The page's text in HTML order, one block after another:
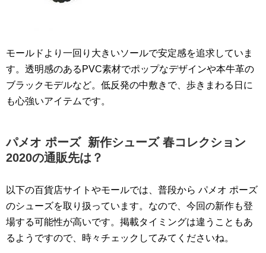
モールドより一回り大きいソールで安定感を追求していま
す。透明感のあるPVC素材でポップなデザインや本牛革の
ブラックモデルなど。低反発の中敷きで、歩きまわる日に
も心強いアイテムです。
パメオ ポーズ 新作シューズ 春コレクション
2020の通販先は？
以下の百貨店サイトやモールでは、普段から パメオ ポーズ
のシューズを取り扱っています。なので、今回の新作も登
場する可能性が高いです。掲載タイミングは違うこともあ
るようですので、時々チェックしてみてくださいね。